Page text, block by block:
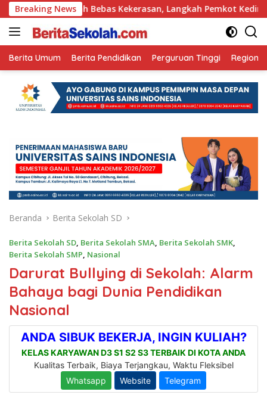
Langsung
ke
konten
Breaking News
Sekolah Bebas Kekerasan, Langkah Pemkot Kediri Ciptakan
Berita Umum Berita Pendidikan Perguruan Tinggi Regional
Beranda Berita Sekolah SD
Berita Sekolah SD, Berita Sekolah SMA, Berita Sekolah SMK,
Berita Sekolah SMP, Nasional
Darurat Bullying di Sekolah: Alarm
Bahaya bagi Dunia Pendidikan
Nasional